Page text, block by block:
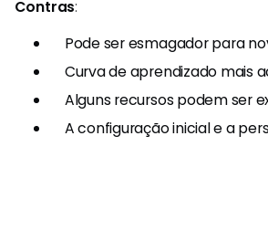
Contras:
Pode ser esmagador para
Curva de aprendizado mais
Alguns recursos podem ser
A configuração inicial e a